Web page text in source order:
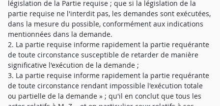
législation de la Partie requise ; que si la législation de la
partie requise ne l'interdit pas, les demandes sont exécutées,
dans la mesure du possible, conformément aux indications
mentionnées dans la demande.
2. La partie requise informe rapidement la partie requérante
de toute circonstance susceptible de retarder de manière
significative l'exécution de la demande ;
3. La partie requise informe rapidement la partie requérante
de toute circonstance rendant impossible l'exécution totale
ou partielle de la demande » ; qu'il en conclut que tous les